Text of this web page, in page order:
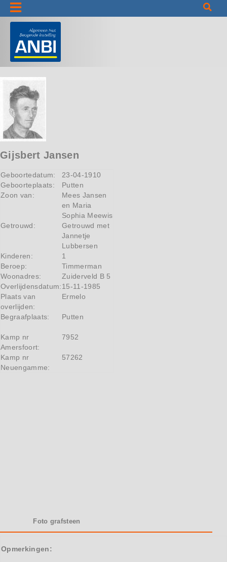
Informatie
Gijsbert Jansen
Geboortedatum:
23-04-1910
Geboorteplaats:
Putten
Zoon van:
Mees Jansen
en Maria
Sophia Meewis
Getrouwd:
Getrouwd met
Jannetje
Lubbersen
Kinderen:
1
Beroep:
Timmerman
Woonadres:
Zuiderveld B 5
Overlijdensdatum:15-11-1985
Plaats van
overlijden:
Ermelo
Begraafplaats: Putten
Kamp nr
Amersfoort:
7952
Kamp nr
Neuengamme:
57262
Foto grafsteen
Opmerkingen: